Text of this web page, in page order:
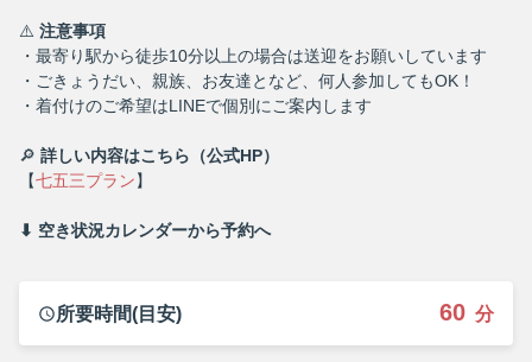
⚠️ 注意事項
・最寄り駅から徒歩10分以上の場合は送迎をお願いしています
・ごきょうだい、親族、お友達となど、何人参加してもOK！
・着付けのご希望はLINEで個別にご案内します
🔎 詳しい内容はこちら（公式HP）
【七五三プラン】
⬇︎ 空き状況カレンダーから予約へ
所要時間(目安) 60 分